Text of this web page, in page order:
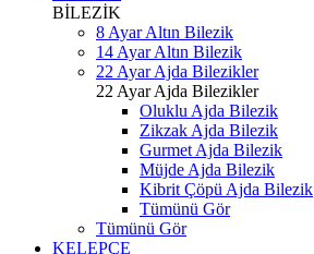
BİLEZİK
8 Ayar Altın Bilezik
14 Ayar Altın Bilezik
22 Ayar Ajda Bilezikler
22 Ayar Ajda Bilezikler
Oluklu Ajda Bilezik
Zikzak Ajda Bilezik
Gurmet Ajda Bilezik
Müjde Ajda Bilezik
Kibrit Çöpü Ajda Bilezik
Tümünü Gör
Tümünü Gör
KELEPÇE